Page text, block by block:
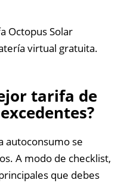
Octopus Solar
virtual gratuita.
tarifa de
autoconsumo se
A modo de checklist,
que debes